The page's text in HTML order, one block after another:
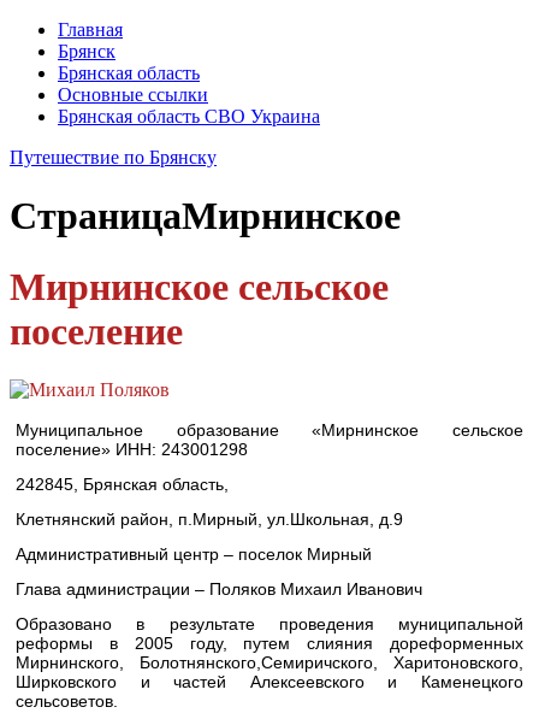
Главная
Брянск
Брянская область
Основные ссылки
Брянская область СВО Украина
Путешествие по Брянску
СтраницаМирнинское
Мирнинское сельское
поселение
Муниципальное образование «Мирнинское сельское
поселение» ИНН: 243001298
242845, Брянская область,
Клетнянский район, п.Мирный, ул.Школьная, д.9
Административный центр – поселок Мирный
Глава администрации – Поляков Михаил Иванович
Образовано в результате проведения муниципальной
реформы в 2005 году, путем слияния дореформенных
Мирнинского, Болотнянского,Семиричского, Харитоновского,
Ширковского и частей Алексеевского и Каменецкого
сельсоветов.